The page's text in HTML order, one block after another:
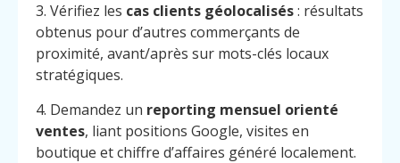
3. Vérifiez les cas clients géolocalisés: résultats
obtenus pour d’autres commerçants de
proximité, avant/après sur mots-clés locaux
stratégiques.
4. Demandez un reporting mensuel orienté
ventes, liant positions Google, visites en
boutique et chiffre d’affaires généré localement.